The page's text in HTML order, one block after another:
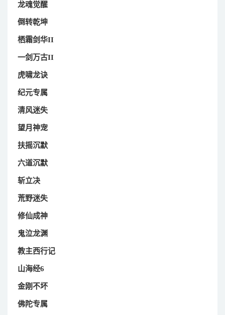
龙魂觉醒
倒转乾坤
栖霜剑华II
一剑万古II
虎啸龙诀
纪元专属
清风迷失
望月神宠
扶摇沉默
六道沉默
斩立决
荒野迷失
修仙成神
鬼泣龙渊
教主西行记
山海经6
金刚不坏
佛陀专属